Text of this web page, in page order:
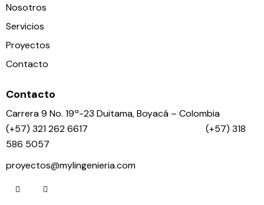
Nosotros
Servicios
Proyectos
Contacto
Contacto
Carrera 9 No. 19ª-23 Duitama, Boyacá – Colombia
(+57) 321 262 6617 (+57) 318
586 5057
proyectos@mylingenieria.com